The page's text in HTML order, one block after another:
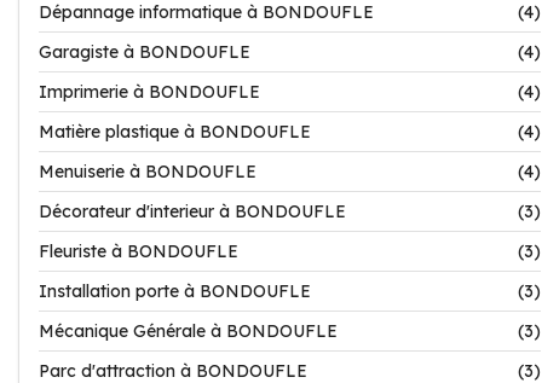
Dépannage informatique à BONDOUFLE
(4)
Garagiste à BONDOUFLE
(4)
Imprimerie à BONDOUFLE
(4)
Matière plastique à BONDOUFLE
(4)
Menuiserie à BONDOUFLE
(4)
Décorateur d'interieur à BONDOUFLE
(3)
Fleuriste à BONDOUFLE
(3)
Installation porte à BONDOUFLE
(3)
Mécanique Générale à BONDOUFLE
(3)
Parc d'attraction à BONDOUFLE
(3)